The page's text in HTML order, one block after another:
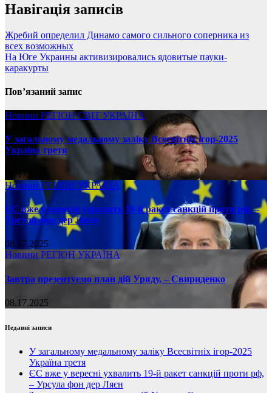
Навігація записів
Жребий определил Динамо самого сильного соперника из
всех возможных
На Юге Украины активизировались ядовитые пауки-
каракурты
Пов’язаний запис
Новини РЕГІОНСВІТ УКРАЇНА
У загальному медальному заліку Всесвітніх ігор-2025
Україна третя
08.17.2025
НовиниРЕГІОН УКРАЇНА
ЄС вже у вересні ухвалить 19-й ракет санкцій проти рф, –
Урсула фон дер Ляєн
08.17.2025
Новини РЕГІОН УКРАЇНА
Завтра презентуємо план дій Уряду, – Свириденко
08.17.2025
Недавні записи
У загальному медальному заліку Всесвітніх ігор-2025
Україна третя
ЄС вже у вересні ухвалить 19-й ракет санкцій проти рф,
– Урсула фон дер Ляєн